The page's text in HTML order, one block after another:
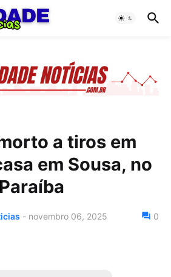
a tiros em
em Sousa, no
- novembro 06, 2025 0